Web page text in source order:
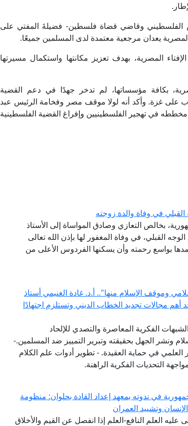
الفلسطيني وقاضي قضاة فلسطين- فضيلةَ المفتي على
يعدان مرجعية معتمدة لدى المسلمين جميعًا.
المصرية، بهدف تعزيز مكانتها واستكمال مسيرتها
بكافة مؤسساتها، لم تدخر جهدًا في دعم القضية
على غزة. وأكد أنه لولا موقف مصر وفخامة الرئيس عبد
في تهجير الفلسطينيين وإفراغ القضية الفلسطينية
في وفاة والدة زوجته
بخالص التعازي وصادق المواساة إلى الأستاذ
القبلي، في وفاة المغفور لها بإذن الله تعالى
بواسع رحمته وأن يسكنها الفردوس الأعلى من
وموقف الإسلام منها".. أ.د. غادة الغنيمي أستاذ
أهم مجالات تجديد الخطاب الديني وتستلزم اجتهادًا
الفكرية المعاصرة والتصدي للإلحاد
ونشر الجهل بحقيقته وتبرير التمييز ضد المسلمين.-
العلمي في حماية العقيدة. - تطوير أدوات علم الكلام
التحديات الفكرية الراهنة.
في ندوته بمعهد إعداد القادة بحلوان: منظومة
وتشييد العمران
عليه العلم النافع-العلم إذا انفصل عن القيم والأخلاق